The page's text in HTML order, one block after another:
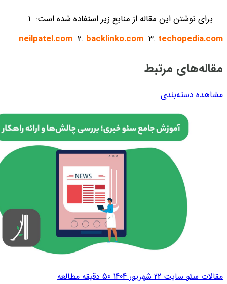
برای نوشتن این مقاله از منابع زیر استفاده شده است: 1.
neilpatel.com 2. backlinko.com 3. techopedia.com
مقاله‌های مرتبط
مشاهده دسته‌بندی
مقالات سئو سایت 22 شهریور 1404 50 دقیقه مطالعه